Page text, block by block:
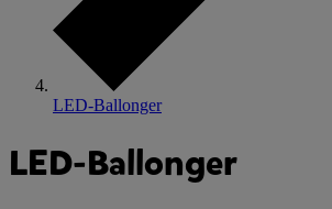
LED-Ballonger
LED-Ballonger